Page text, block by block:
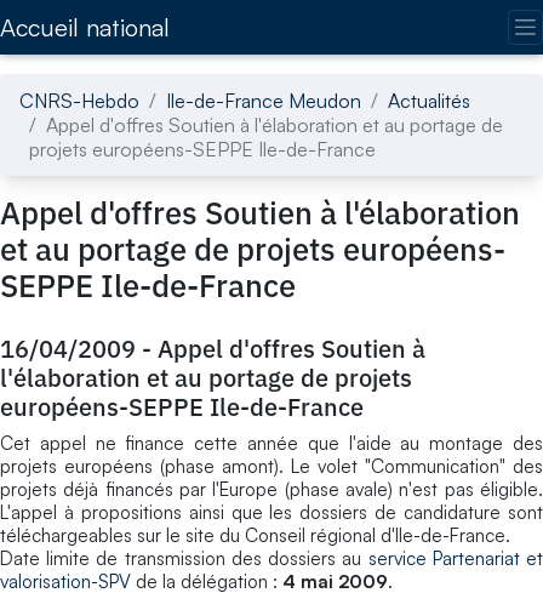
Accueil national
CNRS-Hebdo Ile-de-France Meudon
Actualités
Appel d'offres Soutien à l'élaboration et au portage de
projets européens-SEPPE Ile-de-France
Appel d'offres Soutien à l'élaboration
et au portage de projets européens-
SEPPE Ile-de-France
16/04/2009 - Appel d'offres Soutien à
l'élaboration et au portage de projets
européens-SEPPE Ile-de-France
Cet appel ne finance cette année que l'aide au montage des
projets européens (phase amont). Le volet "Communication" des
projets déjà financés par l'Europe (phase avale) n'est pas éligible.
L'appel à propositions ainsi que les dossiers de candidature sont
téléchargeables sur le site du Conseil régional d'Ile-de-France.
Date limite de transmission des dossiers au service Partenariat et
valorisation-SPV de la délégation : 4 mai 2009.